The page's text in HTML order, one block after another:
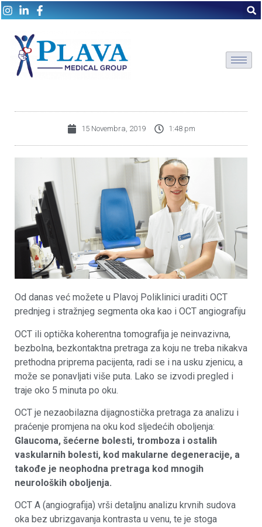
15 Novembra, 2019 1:48 pm
Od danas već možete u Plavoj Poliklinici uraditi OCT
prednjeg i stražnjeg segmenta oka kao i OCT angiografiju
OCT ili optička koherentna tomografija je neinvazivna,
bezbolna, bezkontaktna pretraga za koju ne treba nikakva
prethodna priprema pacijenta, radi se i na usku zjenicu, a
može se ponavljati više puta. Lako se izvodi pregled i
traje oko 5 minuta po oku.
OCT je nezaobilazna dijagnostička pretraga za analizu i
praćenje promjena na oku kod sljedećih oboljenja:
Glaucoma, šećerne bolesti, tromboza i ostalih
vaskularnih bolesti, kod makularne degeneracije, a
takođe je neophodna pretraga kod mnogih
neuroloških oboljenja.
OCT A (angiografija) vrši detaljnu analizu krvnih sudova
oka bez ubrizgavanja kontrasta u venu, te je stoga